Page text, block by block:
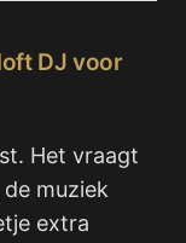
DJ voor
Het vraagt
muziek
extra